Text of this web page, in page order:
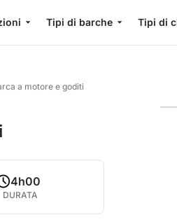
Tipi di barche Tipi di
a motore e goditi
4h00
DURATA